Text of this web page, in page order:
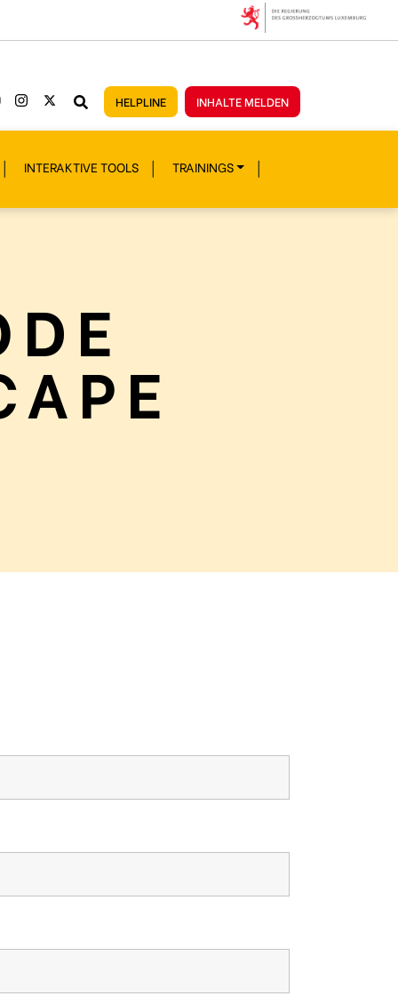
HELPLINE INHALTE MELDEN
INTERAKTIVE TOOLS TRAININGS